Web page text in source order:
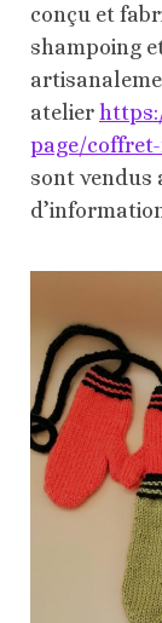
conçu et
shampoing
atelier
page/
sont vendus